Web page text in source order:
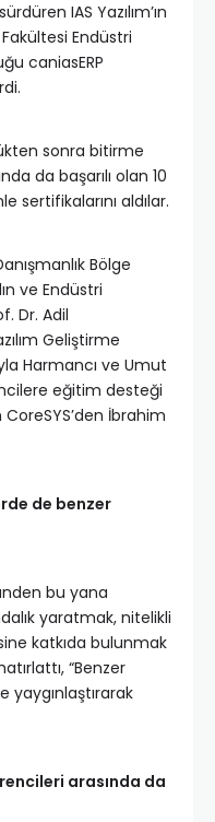
IAS Yazılım’ın
Endüstri
caniasERP
sonra bitirme
da başarılı olan 10
sertifikalarını aldılar.
Bölge
ve Endüstri
Dr. Adil
Geliştirme
Harmancı ve Umut
eğitim desteği
İbrahim
de benzer
bu yana
yaratmak, nitelikli
katkıda bulunmak
“Benzer
yaygınlaştırarak
arasında da